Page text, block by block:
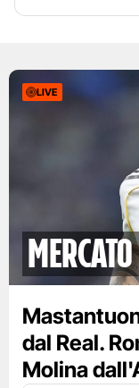
LIVE
mercato
dal Real.
Molina